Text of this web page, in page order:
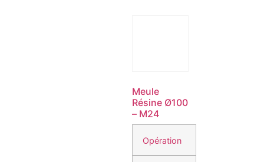
Meule
Résine Ø100
– M24
Opération